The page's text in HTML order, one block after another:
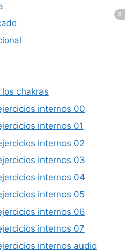
chakras
internos 00
internos 01
internos 02
internos 03
internos 04
internos 05
internos 06
internos 07
internos audio